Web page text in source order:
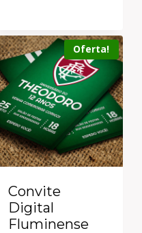
Oferta!
Convite
Digital
Fluminense